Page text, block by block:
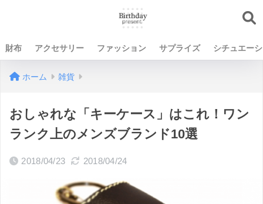
財布 アクセサリー ファッション サプライズ シチュエー
ホーム 雑貨
おしゃれな「キーケース」はこれ！ワン
ランク上のメンズブランド10選
2018/04/23 2018/04/24